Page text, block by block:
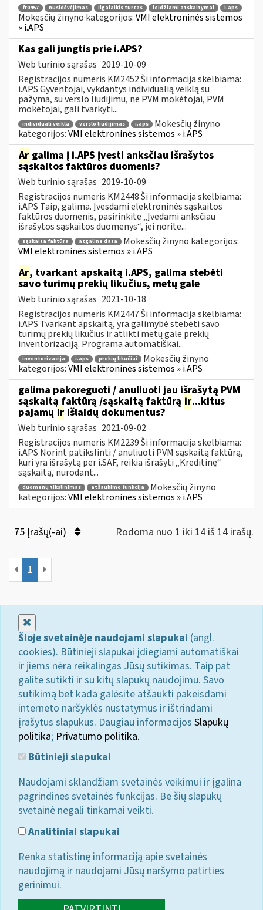
fr0457 nusidėvėjimas ilgalaikis turtas leidžiami atskaitymai i.aps
Mokesčių žinyno kategorijos:VMI elektroninės sistemos
» i.APS
Kas gali jungtis prie i.APS?
Web turinio sąrašas 2019-10-09
Registracijos numeris KM2452 Ši informacija skelbiama:
i.APS Gyventojai, vykdantys individualią veiklą su
pažyma, su verslo liudijimu, ne PVM mokėtojai, PVM
mokėtojai, gali tvarkyti...
individuali veikla verslo liudijimas i.aps
Mokesčių žinyno
kategorijos:VMI elektroninės sistemos » i.APS
Ar galima į i.APS įvesti anksčiau išrašytos
sąskaitos faktūros duomenis?
Web turinio sąrašas 2019-10-09
Registracijos numeris KM2448 Ši informacija skelbiama:
i.APS Taip, galima. Įvesdami elektroninės sąskaitos
faktūros duomenis, pasirinkite „Įvedami anksčiau
išrašytos sąskaitos duomenys“, jei norite...
sąskaita faktūra atgaline data
Mokesčių žinyno kategorijos:
VMI elektroninės sistemos » i.APS
Ar, tvarkant apskaitą i.APS, galima stebėti
savo turimų prekių likučius, metų gale
Web turinio sąrašas 2021-10-18
Registracijos numeris KM2447 Ši informacija skelbiama:
i.APS Tvarkant apskaitą, yra galimybė stebėti savo
turimų prekių likučius ir atlikti metų gale prekių
inventorizaciją. Programa automatiškai...
inventorizacija i.aps prekių likučiai
Mokesčių žinyno
kategorijos:VMI elektroninės sistemos » i.APS
galima pakoreguoti / anuliuoti jau išrašytą PVM
sąskaitą faktūrą /sąskaitą faktūrą ir...kitus
pajamų ir išlaidų dokumentus?
Web turinio sąrašas 2021-09-02
Registracijos numeris KM2239 Ši informacija skelbiama:
i.APS Norint patikslinti / anuliuoti PVM sąskaitą faktūrą,
kuri yra išrašytą per i.SAF, reikia išrašyti „Kreditinę“
sąskaitą, nurodant...
duomenų tikslinimas atšaukimo funkcija
Mokesčių žinyno
kategorijos:VMI elektroninės sistemos » i.APS
75 Įrašų(-ai) Rodoma nuo 1 iki 14 iš 14 irašų.
1
Šioje svetainėje naudojami slapukai (angl.
cookies). Būtinieji slapukai įdiegiami automatiškai
ir jiems nėra reikalingas Jūsų sutikimas. Taip pat
galite sutikti ir su kitų slapukų naudojimu. Savo
sutikimą bet kada galėsite atšaukti pakeisdami
interneto naršyklės nustatymus ir ištrindami
įrašytus slapukus. Daugiau informacijos Slapukų
politika; Privatumo politika.
Būtinieji slapukai
Naudojami sklandžiam svetainės veikimui ir įgalina
pagrindines svetainės funkcijas. Be šių slapukų
svetainė negali tinkamai veikti.
Analitiniai slapukai
Renka statistinę informaciją apie svetainės
naudojimą ir naudojami Jūsų naršymo patirties
gerinimui.